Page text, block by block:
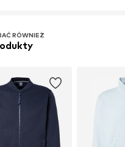
RÓWNIEŻ